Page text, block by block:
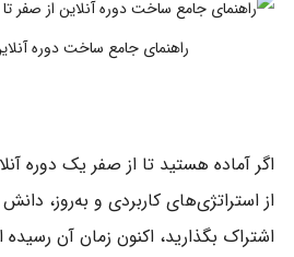
راهنمای جامع ساخت دوره
اگر آماده هستید تا از صفر یک دوره
از استراتژی‌های کاربردی و به‌روز،
اشتراک بگذارید، اکنون زمان آن